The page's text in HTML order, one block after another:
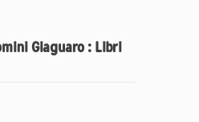
Giaguaro : Libri